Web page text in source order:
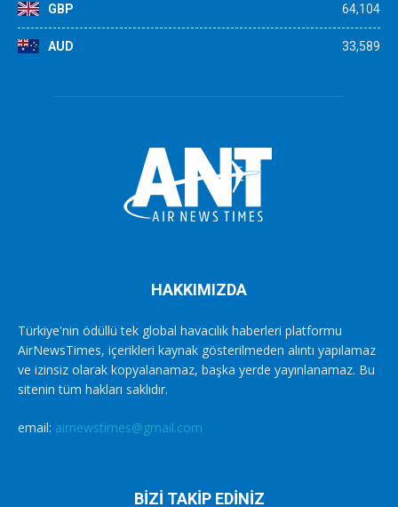
GBP 64,104
AUD 33,589
HAKKIMIZDA
Türkiye'nin ödüllü tek global havacılık haberleri platformu
AirNewsTimes, içerikleri kaynak gösterilmeden alıntı yapılamaz
ve izinsiz olarak kopyalanamaz, başka yerde yayınlanamaz. Bu
sitenin tüm hakları saklıdır.
email: airnewstimes@gmail.com
BİZİ TAKİP EDİNİZ